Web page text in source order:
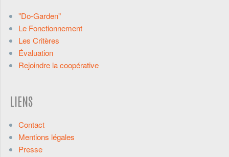
"Do-Garden"
Le Fonctionnement
Les Critères
Évaluation
Rejoindre la coopérative
LIENS
Contact
Mentions légales
Presse